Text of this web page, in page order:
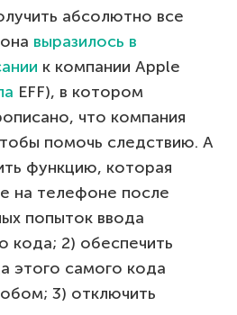
абсолютно все
выразилось в
к компании Apple
EFF), в котором
что компания
помочь следствию. А
функцию, которая
на телефоне после
попыток ввода
кода; 2) обеспечить
этого самого кода
3) отключить